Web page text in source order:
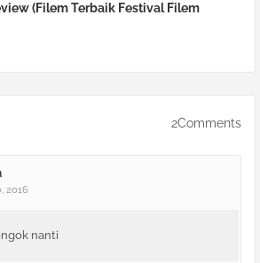
(Filem Terbaik Festival Filem
2Comments
2016
nanti